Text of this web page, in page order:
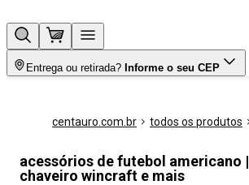
Entrega ou retirada? Informe o seu CEP
centauro.com.br todos os produtos
acessórios de futebol americano |
chaveiro wincraft e mais